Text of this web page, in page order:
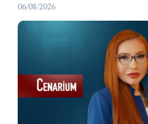
06/08/2026